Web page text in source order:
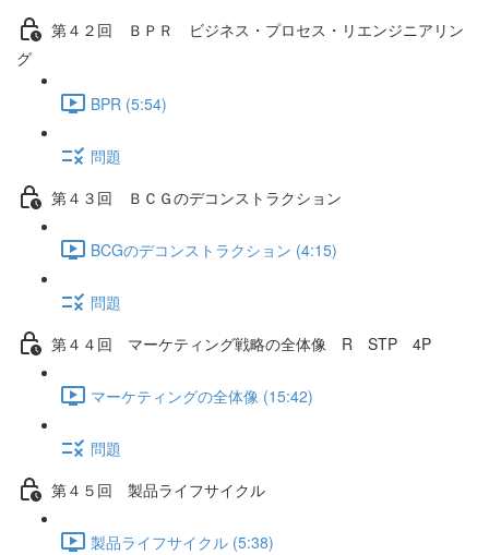
第４２回 ＢＰＲ ビジネス・プロセス・リエンジニアリン
グ
BPR (5:54)
問題
第４３回 ＢＣＧのデコンストラクション
BCGのデコンストラクション (4:15)
問題
第４４回 マーケティング戦略の全体像 R STP 4P
マーケティングの全体像 (15:42)
問題
第４５回 製品ライフサイクル
製品ライフサイクル (5:38)